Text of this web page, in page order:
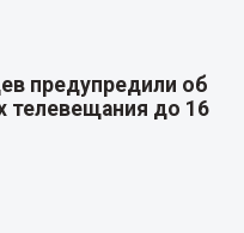
предупредили об
телевещания до 16